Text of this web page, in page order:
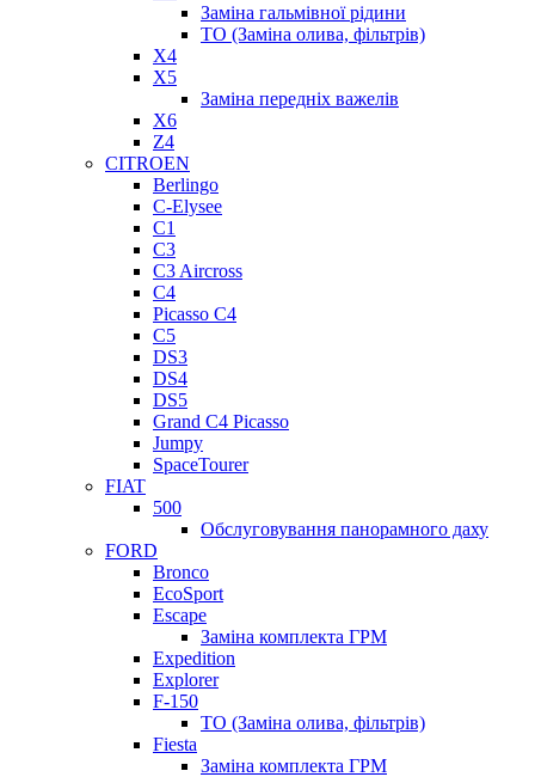
Заміна гальмівної рідини
ТО (Заміна олива, фільтрів)
X4
X5
Заміна передніх важелів
X6
Z4
CITROEN
Berlingo
C-Elysee
C1
C3
C3 Aircross
C4
Picasso C4
C5
DS3
DS4
DS5
Grand C4 Picasso
Jumpy
SpaceTourer
FIAT
500
Обслуговування панорамного даху
FORD
Bronco
EcoSport
Escape
Заміна комплекта ГРМ
Expedition
Explorer
F-150
ТО (Заміна олива, фільтрів)
Fiesta
Заміна комплекта ГРМ